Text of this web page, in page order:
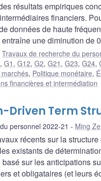
résultats empiriques
financiers.
données de haute
une diminution de
Travaux de recherche du
, G1 , G12, G2, G21 , G23, G24,
, Politique monétaire,
financières et intermédiation
Driven Term
personnel 2022-21 Ming
récents sur la
existants de
basé sur les anticipations
et obligataires (et leurs